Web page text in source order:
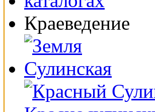
Краеведение